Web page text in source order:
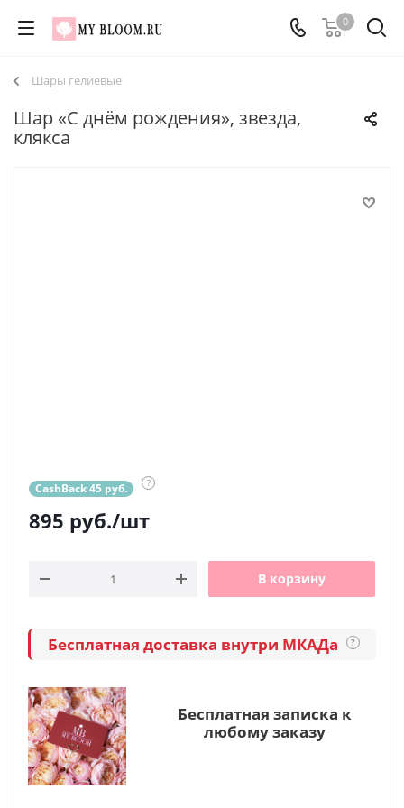
0
Шары гелиевые
Шар «С днём рождения», звезда,
клякса
CashBack 45 руб. ?
895 руб./шт
В корзину
Бесплатная доставка внутри МКАДа ?
Бесплатная записка к
любому заказу